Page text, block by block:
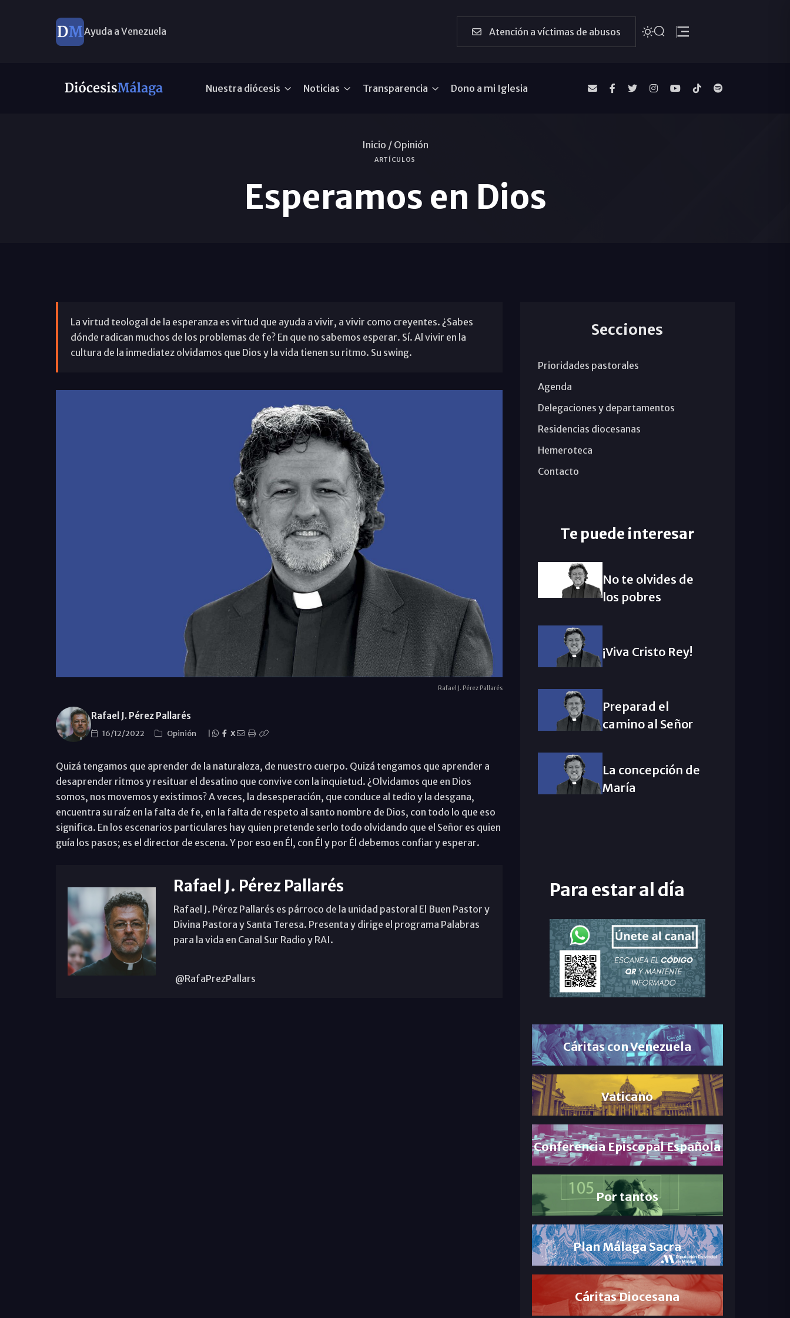
Ayuda a Venezuela Atención a víctimas de abusos
Nuestra diócesis Noticias Transparencia Dono a mi Iglesia
Inicio / Opinión
ARTÍCULOS
Esperamos en Dios
La virtud teologal de la esperanza es virtud que ayuda a vivir, a vivir como creyentes. ¿Sabes
dónde radican muchos de los problemas de fe? En que no sabemos esperar. Sí. Al vivir en la
cultura de la inmediatez olvidamos que Dios y la vida tienen su ritmo. Su swing.
Rafael J. Pérez Pallarés
Rafael J. Pérez Pallarés
16/12/2022 Opinión X
Quizá tengamos que aprender de la naturaleza, de nuestro cuerpo. Quizá tengamos que aprender a
desaprender ritmos y resituar el desatino que convive con la inquietud. ¿Olvidamos que en Dios
somos, nos movemos y existimos? A veces, la desesperación, que conduce al tedio y la desgana,
encuentra su raíz en la falta de fe, en la falta de respeto al santo nombre de Dios, con todo lo que eso
significa. En los escenarios particulares hay quien pretende serlo todo olvidando que el Señor es quien
guía los pasos; es el director de escena. Y por eso en Él, con Él y por Él debemos confiar y esperar.
Rafael J. Pérez Pallarés
Rafael J. Pérez Pallarés es párroco de la unidad pastoral El Buen Pastor y
Divina Pastora y Santa Teresa. Presenta y dirige el programa Palabras
para la vida en Canal Sur Radio y RAI.
@RafaPrezPallars
Secciones
Prioridades pastorales
Agenda
Delegaciones y departamentos
Residencias diocesanas
Hemeroteca
Contacto
Te puede interesar
No te olvides de
los pobres
¡Viva Cristo Rey!
Preparad el
camino al Señor
La concepción de
María
Para estar al día
Cáritas con Venezuela
Vaticano
Conferencia Episcopal Española
Por tantos
Plan Málaga Sacra
Cáritas Diocesana